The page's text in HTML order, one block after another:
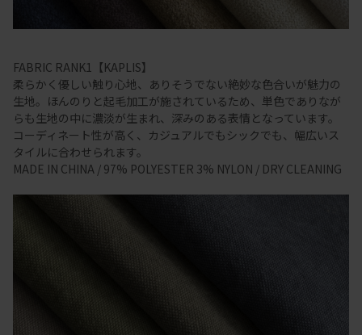
FABRIC RANK1【KAPLIS】
柔らかく優しい触り心地、ありそうでない絶妙な色合いが魅力の
生地。ほんのりと起毛加工が施されているため、単色でありなが
らも生地の中に濃淡が生まれ、深みのある表情となっています。
コーディネート性が高く、カジュアルでもシックでも、幅広いス
タイルに合わせられます。
MADE IN CHINA / 97% POLYESTER 3% NYLON / DRY CLEANING